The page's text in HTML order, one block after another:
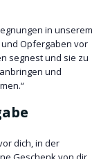
in unserem
Opfergaben vor
segnest und sie zu
und
dich, in der